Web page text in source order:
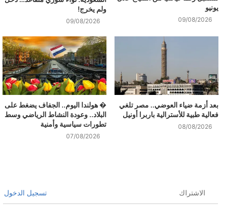
يونيو
09/08/2026
ولم يخرج!
09/08/2026
بعد أزمة ضياء العوضي.. مصر تلغي
فعالية طبية للأسترالية باربرا أونيل
08/08/2026
� هولندا اليوم.. الجفاف يضغط على
البلاد.. وعودة النشاط الرياضي وسط
تطورات سياسية وأمنية
07/08/2026
الاشتراك تسجيل الدخول